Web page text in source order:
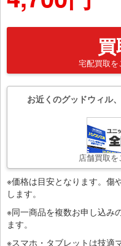
宅配買取を
お近くのグッドウィル
店舗買取
※価格は目安となります。傷
します。
※同一商品を複数お申し込み
ます。
※スマホ・タブレットは技適